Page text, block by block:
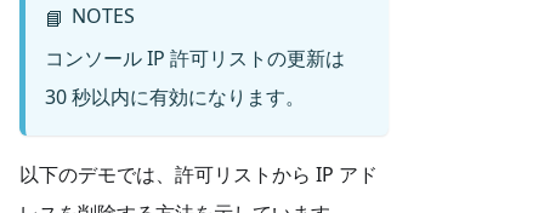
📘 NOTES
コンソール IP 許可リストの更新は
30 秒以内に有効になります。
以下のデモでは、許可リストから IP アド